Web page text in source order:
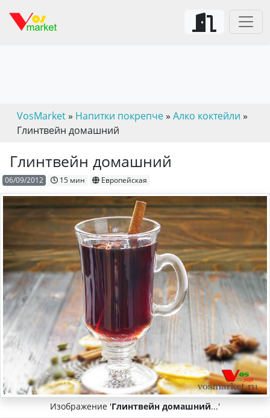
VosMarket» Напитки покрепче» Алко коктейли »
Глинтвейн домашний
Глинтвейн домашний
06/09/2012 15 мин Европейская
Изображение 'Глинтвейн домашний...'